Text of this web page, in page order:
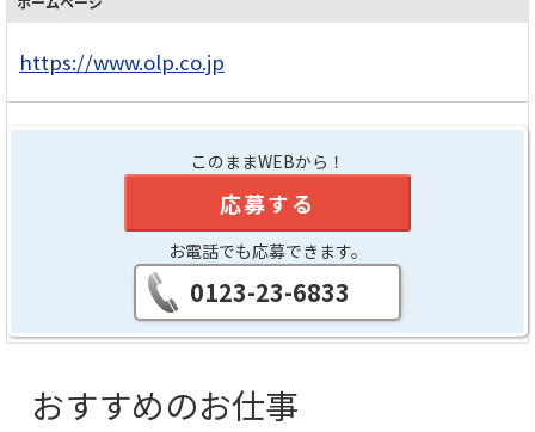
https://www.olp.co.jp
このままWEBから！
応募する
お電話でも応募できます。
0123-23-6833
おすすめのお仕事